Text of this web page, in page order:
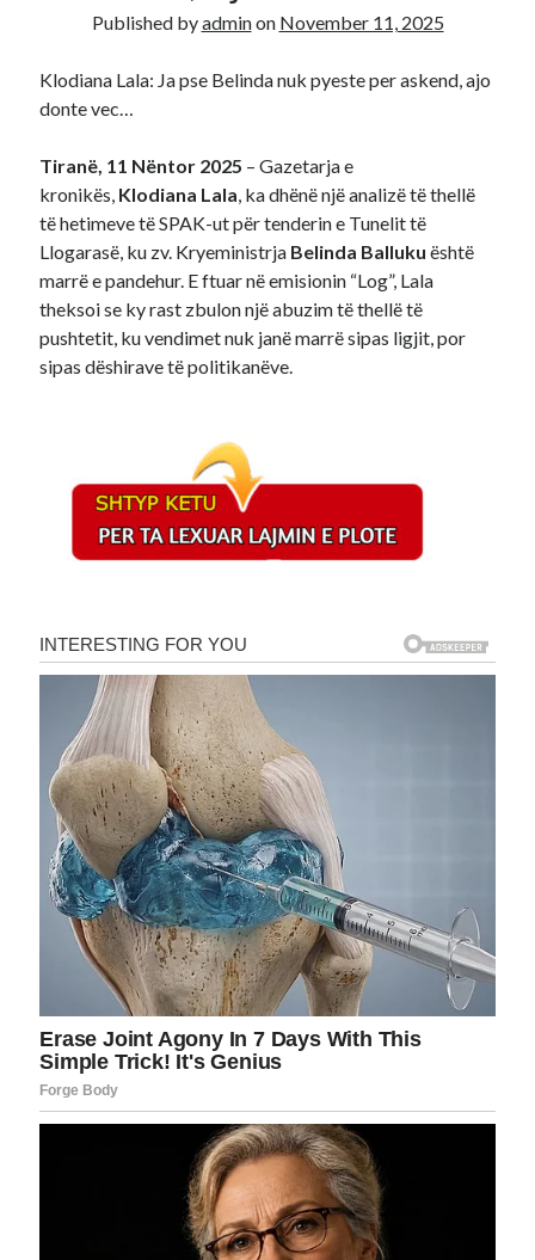
Recent Comments
A WordPress Commenter onHello world!
Published byadminon November 11, 2025
Klodiana Lala: Ja pse Belinda nuk pyeste per askend, ajo
donte vec…
Tiranë, 11 Nëntor 2025 – Gazetarja e
kronikës, Klodiana Lala, ka dhënë një analizë të thellë
të hetimeve të SPAK-ut për tenderin e Tunelit të
Llogarasë, ku zv. Kryeministrja Belinda Balluku është
marrë e pandehur. E ftuar në emisionin “Log”, Lala
theksoi se ky rast zbulon një abuzim të thellë të
pushtetit, ku vendimet nuk janë marrë sipas ligjit, por
sipas dëshirave të politikanëve.